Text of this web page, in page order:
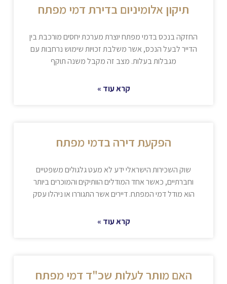
תיקון אלומיניום בדירת דמי מפתח
החזקה בנכס בדמי מפתח יוצרת מערכת יחסים מורכבת בין
הדייר לבעל הנכס, אשר משלבת זכויות שימוש נרחבות עם
מגבלות בעלות. מצב זה מקבל משנה תוקף
קרא עוד »
הפקעת דירה בדמי מפתח
שוק השכירות הישראלי ידע לא מעט גלגולים משפטיים
וחברתיים, כאשר אחד המודלים הוותיקים והמוכרים ביותר
הוא מודל דמי המפתח. דיירים אשר התגוררו או ניהלו עסק
קרא עוד »
האם מותר לעלות שכ"ד דמי מפתח